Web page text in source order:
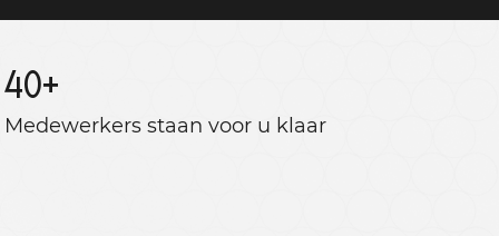
40+
Medewerkers staan ​​voor u klaar